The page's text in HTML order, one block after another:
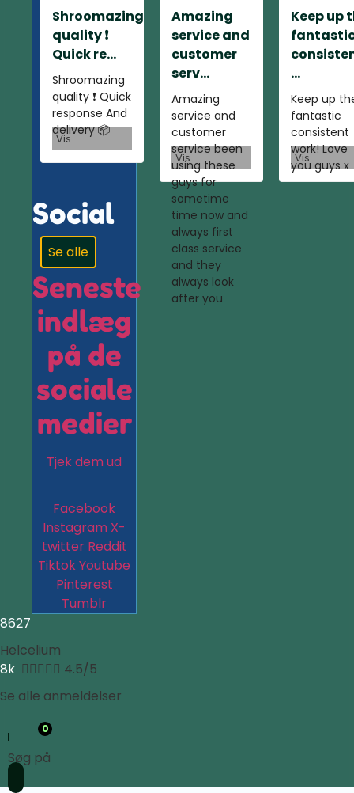
Shroomazing
quality ❗️
Quick re...
Shroomazing
quality ❗️ Quick
response And
delivery 📦
Vis
Amazing
service and
customer
serv...
Amazing
service and
customer
service been
using these
guys for
sometime
time now and
always first
class service
and they
always look
after you
Vis
Keep up
...
Keep up
fantastic
consistent
work! Love
you guys x
Vis
Social
Se alle
Seneste
indlæg
på de
sociale
medier
Tjek dem ud
Facebook
Instagram X-
twitter Reddit
TiktokYoutube
Pinterest
Tumblr
8627
Helcelium
8k  4.5/5
Se alle anmeldelser
0
Søg på